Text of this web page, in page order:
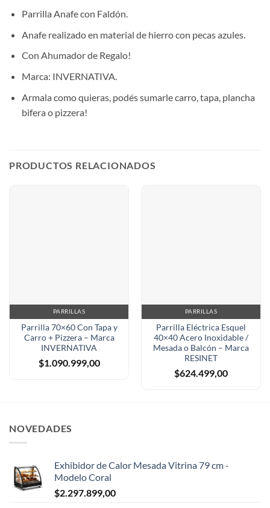
Parrilla Anafe con Faldón.
Anafe realizado en material de hierro con pecas azules.
Con Ahumador de Regalo!
Marca: INVERNATIVA.
Armala como quieras, podés sumarle carro, tapa, plancha
bifera o pizzera!
PRODUCTOS RELACIONADOS
PARRILLAS
Parrilla 70×60 Con Tapa y
Carro + Pizzera – Marca
INVERNATIVA
$1.090.999,00
PARRILLAS
Parrilla Eléctrica Esquel
40×40 Acero Inoxidable /
Mesada o Balcón – Marca
RESINET
$624.499,00
NOVEDADES
Exhibidor de Calor Mesada Vitrina 79 cm -
Modelo Coral
$2.297.899,00